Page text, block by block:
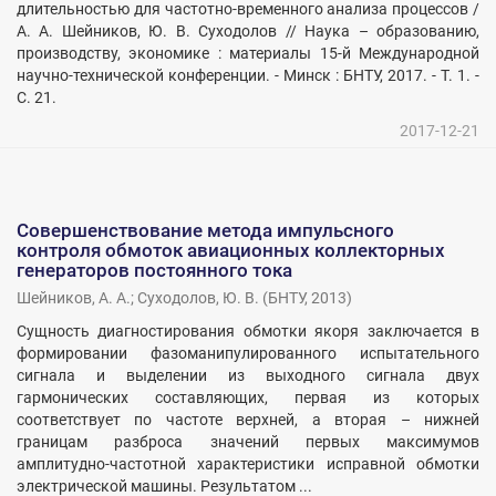
длительностью для частотно-временного анализа процессов /
А. А. Шейников, Ю. В. Суходолов // Наука – образованию,
производству, экономике : материалы 15-й Международной
научно-технической конференции. - Минск : БНТУ, 2017. - Т. 1. -
С. 21.
2017-12-21
Совершенствование метода импульсного
контроля обмоток авиационных коллекторных
генераторов постоянного тока
Шейников, А. А.; Суходолов, Ю. В. (БНТУ, 2013)
Сущность диагностирования обмотки якоря заключается в
формировании фазоманипулированного испытательного
сигнала и выделении из выходного сигнала двух
гармонических составляющих, первая из которых
соответствует по частоте верхней, а вторая – нижней
границам разброса значений первых максимумов
амплитудно-частотной характеристики исправной обмотки
электрической машины. Результатом ...